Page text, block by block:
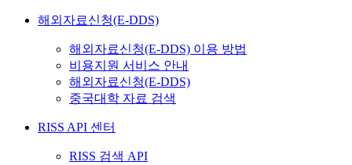
해외자료신청(E-DDS)
해외자료신청(E-DDS) 이용 방법
비용지원 서비스 안내
해외자료신청(E-DDS)
중국대학 자료 검색
RISS API 센터
RISS 검색 API